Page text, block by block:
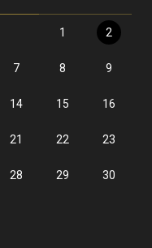
1 2
7 8 9
14 15 16
21 22 23
28 29 30